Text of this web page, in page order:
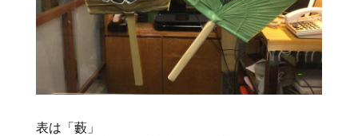
表は「藪」